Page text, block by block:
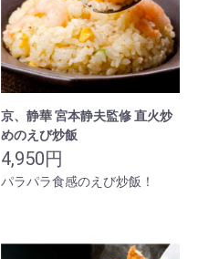
京、静華 宮本静夫監修 直火炒
めのえび炒飯
4,950円
パラパラ食感のえび炒飯！